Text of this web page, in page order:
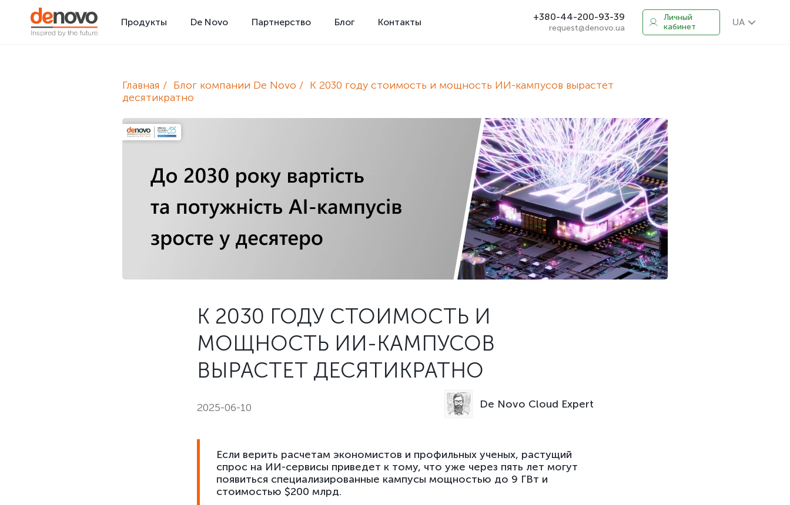
Продукты De Novo Партнерство Блог Контакты +380-44-200-93-39
request@denovo.ua
Личный
кабинет
UA
Главная Блог компании De Novo
К 2030 году стоимость и мощность ИИ-кампусов вырастет
десятикратно
К 2030 ГОДУ СТОИМОСТЬ И
МОЩНОСТЬ ИИ-КАМПУСОВ
ВЫРАСТЕТ ДЕСЯТИКРАТНО
2025-06-10 De Novo Cloud Expert
Если верить расчетам экономистов и профильных ученых, растущий
спрос на ИИ-сервисы приведет к тому, что уже через пять лет могут
появиться специализированные кампусы мощностью до 9 ГВт и
стоимостью $200 млрд.